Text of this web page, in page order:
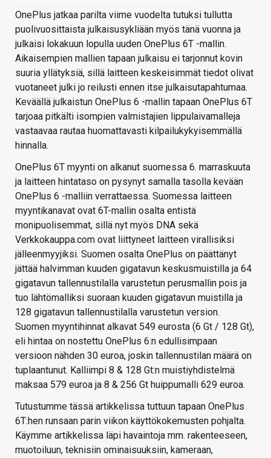
OnePlus jatkaa parilta viime vuodelta tutuksi tullutta
puolivuosittaista julkaisusykliään myös tänä vuonna ja
julkaisi lokakuun lopulla uuden OnePlus 6T -mallin.
Aikaisempien mallien tapaan julkaisu ei tarjonnut kovin
suuria yllätyksiä, sillä laitteen keskeisimmät tiedot olivat
vuotaneet julki jo reilusti ennen itse julkaisutapahtumaa.
Keväällä julkaistun OnePlus 6 -mallin tapaan OnePlus 6T
tarjoaa pitkälti isompien valmistajien lippulaivamalleja
vastaavaa rautaa huomattavasti kilpailukykyisemmällä
hinnalla.
OnePlus 6T myynti on alkanut suomessa 6. marraskuuta
ja laitteen hintataso on pysynyt samalla tasolla kevään
OnePlus 6 -malliin verrattaessa. Suomessa laitteen
myyntikanavat ovat 6T-mallin osalta entistä
monipuolisemmat, sillä nyt myös DNA sekä
Verkkokauppa.com ovat liittyneet laitteen virallisiksi
jälleenmyyjiksi. Suomen osalta OnePlus on päättänyt
jättää halvimman kuuden gigatavun keskusmuistilla ja 64
gigatavun tallennustilalla varustetun perusmallin pois ja
tuo lähtömalliksi suoraan kuuden gigatavun muistilla ja
128 gigatavun tallennustilalla varustetun version.
Suomen myyntihinnat alkavat 549 eurosta (6 Gt / 128 Gt),
eli hintaa on nostettu OnePlus 6:n edullisimpaan
versioon nähden 30 euroa, joskin tallennustilan määrä on
tuplaantunut. Kalliimpi 8 & 128 Gt:n muistiyhdistelmä
maksaa 579 euroa ja 8 & 256 Gt huippumalli 629 euroa.
Tutustumme tässä artikkelissa tuttuun tapaan OnePlus
6T:hen runsaan parin viikon käyttökokemusten pohjalta.
Käymme artikkelissa läpi havaintoja mm. rakenteeseen,
muotoiluun, teknisiin ominaisuuksiin, kameraan,